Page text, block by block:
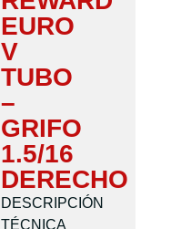
EURO
V
TUBO
–
GRIFO
1.5/16
DERECHO
DESCRIPCIÓN
TÉCNICA